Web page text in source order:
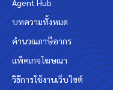
Agent Hub
บทความทั้งหมด
คำนวณภาษีอากร
แพ็คเกจโฆษณา
วิธีการใช้งานเว็บไซต์